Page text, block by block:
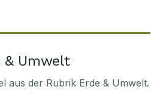
& Umwelt
aus der Rubrik Erde & Umwelt.